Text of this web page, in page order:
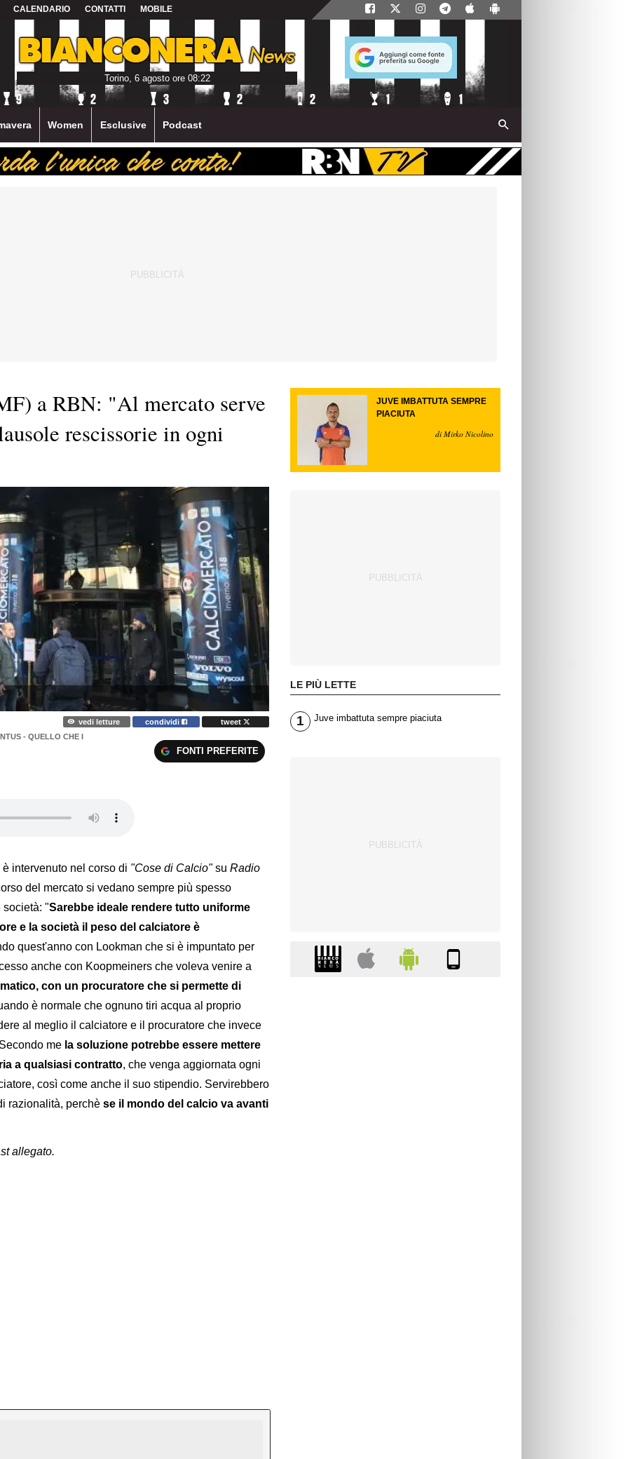
CALENDARIO CONTATTI MOBILE
Torino, 6 agosto ore 08:22
Women Esclusive Podcast
a RBN: "Al mercato serve
rescissorie in ogni
vedi letture condividi
tweet
- QUELLO CHE I
FONTI PREFERITE
è intervenuto nel corso di "Cose di Calcio"su Radio
del mercato si vedano sempre più spesso
"Sarebbe ideale rendere tutto uniforme
e la società il peso del calciatore è
quest'anno con Lookman che si è impuntato per
anche con Koopmeiners che voleva venire a
con un procuratore che si permette di
è normale che ognuno tiri acqua al proprio
al meglio il calciatore e il procuratore che invece
me la soluzione potrebbe essere mettere
a qualsiasi contratto, che venga aggiornata ogni
così come anche il suo stipendio. Servirebbero
razionalità, perchè se il mondo del calcio va avanti
allegato.
JUVE IMBATTUTA SEMPRE
PIACIUTA
di Mirko Nicolino
LE PIÙ LETTE
1 Juve imbattuta sempre piaciuta